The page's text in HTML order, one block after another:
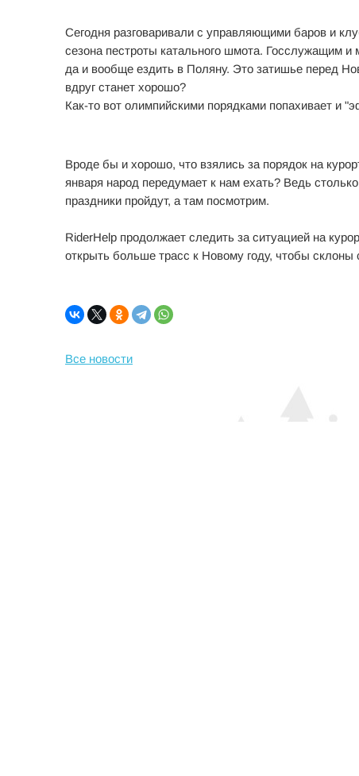
Сегодня разговаривали с управляющими баров и
сезона пестроты катального шмота. Госслужащим
да и вообще ездить в Поляну. Это затишье перед
вдруг станет хорошо?
Как-то вот олимпийскими порядками попахивает и
Вроде бы и хорошо, что взялись за порядок на
января народ передумает к нам ехать? Ведь
праздники пройдут, а там посмотрим.
RiderHelp продолжает следить за ситуацией на
открыть больше трасс к Новому году, чтобы
Все новости